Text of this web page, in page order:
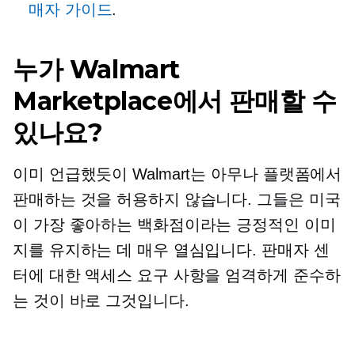
매자 가이드.
누가 Walmart
Marketplace에서 판매할 수
있나요?
이미 언급했듯이 Walmart는 아무나 플랫폼에서
판매하는 것을 허용하지 않습니다. 그들은 미국
이 가장 좋아하는 백화점이라는 긍정적인 이미
지를 유지하는 데 매우 열심입니다. 판매자 센
터에 대한 액세스 요구 사항을 엄격하게 준수하
는 것이 바로 그것입니다.